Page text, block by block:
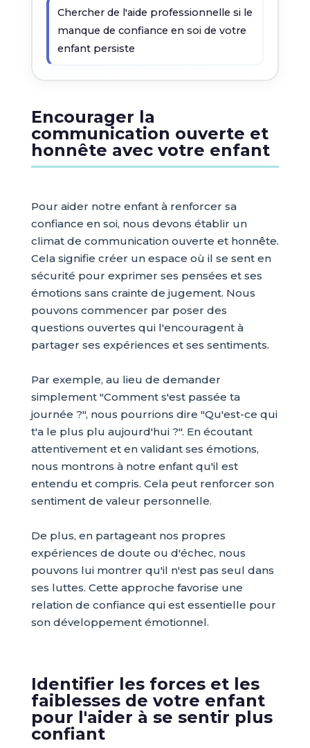
Chercher de l'aide professionnelle si le
manque de confiance en soi de votre
enfant persiste
Encourager la
communication ouverte et
honnête avec votre enfant
Pour aider notre enfant à renforcer sa
confiance en soi, nous devons établir un
climat de communication ouverte et honnête.
Cela signifie créer un espace où il se sent en
sécurité pour exprimer ses pensées et ses
émotions sans crainte de jugement. Nous
pouvons commencer par poser des
questions ouvertes qui l'encouragent à
partager ses expériences et ses sentiments.
Par exemple, au lieu de demander
simplement "Comment s'est passée ta
journée ?", nous pourrions dire "Qu'est-ce qui
t'a le plus plu aujourd'hui ?". En écoutant
attentivement et en validant ses émotions,
nous montrons à notre enfant qu'il est
entendu et compris. Cela peut renforcer son
sentiment de valeur personnelle.
De plus, en partageant nos propres
expériences de doute ou d'échec, nous
pouvons lui montrer qu'il n'est pas seul dans
ses luttes. Cette approche favorise une
relation de confiance qui est essentielle pour
son développement émotionnel.
Identifier les forces et les
faiblesses de votre enfant
pour l'aider à se sentir plus
confiant